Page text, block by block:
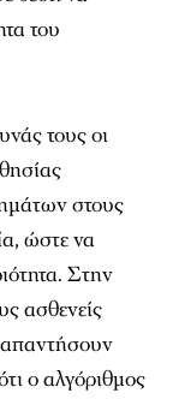
του
τους οι
στους
ώστε να
Στην
ασθενείς
απαντήσουν
ο αλγόριθμος